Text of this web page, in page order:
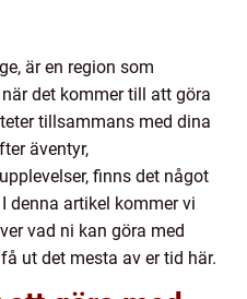
är en region som
det kommer till att göra
tillsammans med dina
äventyr,
finns det något
denna artikel kommer vi
vad ni kan göra med
ut det mesta av er tid här.